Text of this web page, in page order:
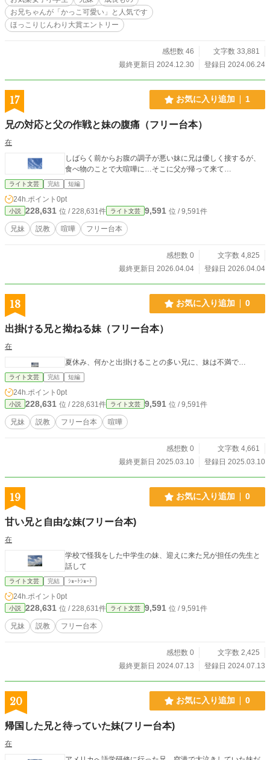
（XID: @Chocolat02_1234）作。
お兄ちゃんが「かっこ可愛い」と人気です
ほっこりじんわり大賞エントリー
感想数 46
文字数 33,881
最終更新日 2024.12.30
登録日 2024.06.24
17 お気に入り追加 1
兄の対応と父の作戦と妹の腹痛（フリー台本）
在
しばらく前からお腹の調子が悪い妹に兄は優しく接するが、
食べ物のことで大喧嘩に…そこに父が帰って来て…
ライト文芸 完結 短編
24h.ポイント 0pt
小説 228,631 位 / 228,631件 ライト文芸 9,591 位 / 9,591件
兄妹 説教 喧嘩 フリー台本
感想数 0
文字数 4,825
最終更新日 2026.04.04
登録日 2026.04.04
18 お気に入り追加 0
出掛ける兄と拗ねる妹（フリー台本）
在
夏休み、何かと出掛けることの多い兄に、妹は不満で…
ライト文芸 完結 短編
24h.ポイント 0pt
小説 228,631 位 / 228,631件 ライト文芸 9,591 位 / 9,591件
兄妹 説教 フリー台本 喧嘩
感想数 0
文字数 4,661
最終更新日 2025.03.10
登録日 2025.03.10
19 お気に入り追加 0
甘い兄と自由な妹(フリー台本)
在
学校で怪我をした中学生の妹、迎えに来た兄が担任の先生と
話して
ライト文芸 完結 ｼｮｰﾄｼｮｰﾄ
24h.ポイント 0pt
小説 228,631 位 / 228,631件 ライト文芸 9,591 位 / 9,591件
兄妹 説教 フリー台本
感想数 0
文字数 2,425
最終更新日 2024.07.13
登録日 2024.07.13
20 お気に入り追加 0
帰国した兄と待っていた妹(フリー台本)
在